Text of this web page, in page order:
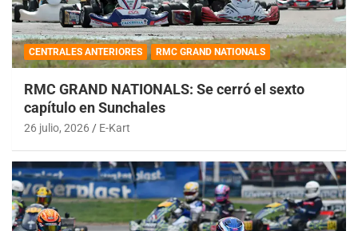
CENTRALES ANTERIORES RMC GRAND NATIONALS
RMC GRAND NATIONALS: Se cerró el sexto
capítulo en Sunchales
26 julio, 2026 E-Kart